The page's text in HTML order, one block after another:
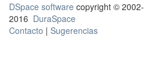
DSpace software copyright © 2002-
2016 DuraSpace
Contacto | Sugerencias